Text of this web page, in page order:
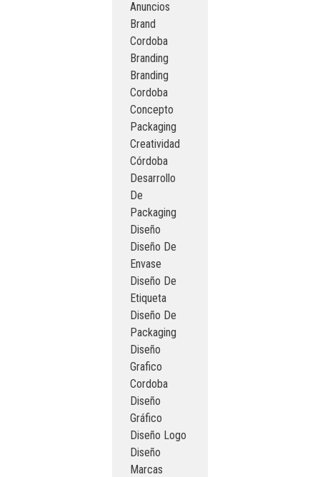
Anuncios
Brand
Cordoba
Branding
Branding
Cordoba
Concepto
Packaging
Creatividad
Córdoba
Desarrollo
De
Packaging
Diseño
Diseño De
Envase
Diseño De
Etiqueta
Diseño De
Packaging
Diseño
Grafico
Cordoba
Diseño
Gráfico
Diseño Logo
Diseño
Marcas